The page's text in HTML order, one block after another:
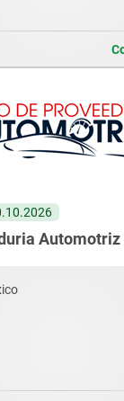
Automotriz